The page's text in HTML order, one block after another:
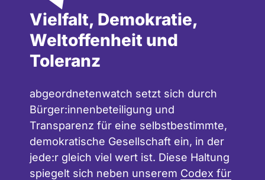
Vielfalt, Demokratie,
Weltoffenheit und
Toleranz
abgeordnetenwatch setzt sich durch
Bürger:innenbeteiligung und
Transparenz für eine selbstbestimmte,
demokratische Gesellschaft ein, in der
jede:r gleich viel wert ist. Diese Haltung
spiegelt sich neben unserem Codex für